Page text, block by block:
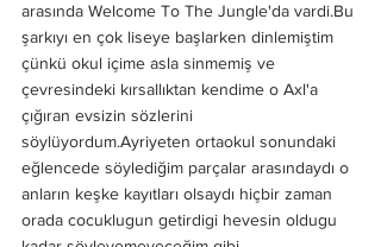
arasında Welcome To The Jungle'da vardi.Bu
şarkıyı en çok liseye başlarken dinlemiştim
çünkü okul içime asla sinmemiş ve
çevresindeki kırsallıktan kendime o Axl'a
çığıran evsizin sözlerini
söylüyordum.Ayriyeten ortaokul sonundaki
eğlencede söylediğim parçalar arasındaydı o
anların keşke kayıtları olsaydı hiçbir zaman
orada cocuklugun getirdigi hevesin oldugu